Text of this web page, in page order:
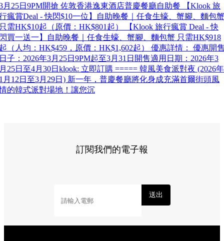
月25日9PM開搶 佐敦香港逸東酒店普慶餐廳自助餐 【Klook 旅
瘋賞Deal - 快閃$10一位】自助晚餐｜任食生蠔、蟹腳、麵包蟹
需HK$10起（原價：HK$801起） 【Klook 旅行瘋賞 Deal - 快
買一送一】自助晚餐｜任食生蠔、蟹腳、麵包蟹 只需HK$918
（人均：HK$459，原價：HK$1,602起） 優惠詳情： 優惠開
子：2026年3月25日9PM起至3月31日開售適用日期：2026年3
25日至4月30日klook: 立即訂購 ===== 韓風美食派對夜 (2026年
月12日至3月29日) 新一年，普慶餐廳將化身成充滿首爾街頭風
的韓式派對場地！讓您沉
訂閱我們的電子報
送出